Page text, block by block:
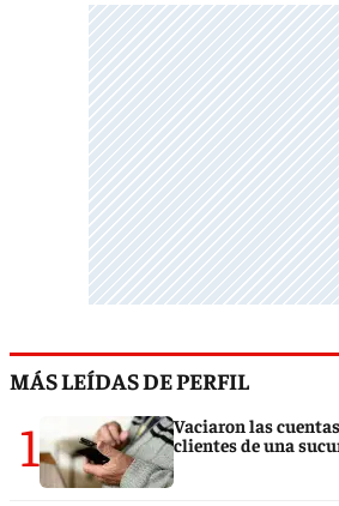
MÁS LEÍDAS DE PERFIL
1
Vaciaron las
clientes de una